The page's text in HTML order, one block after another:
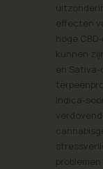
effecten
hoge
kunnen
en Sativa-
Indica-